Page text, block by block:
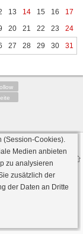
13 14 15 16
17
20 21 22 23 24
27 28 29 30 31
501.048 ·
(Session-Cookies).
Medien anbieten
zu analysieren
zusätzlich der
der Daten an Dritte